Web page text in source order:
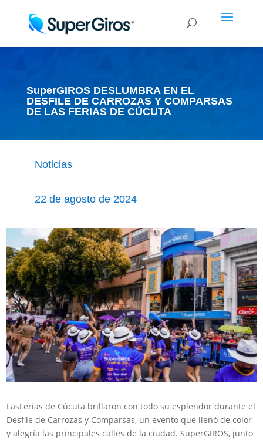
SuperGIROS DESLUMBRA EN EL
DESFILE DE CARROZAS Y COMPARSAS
DE LAS FERIAS DE CÚCUTA
Noticias
22 de agosto de 2024
LasFerias de Cúcuta brillaron con todo su esplendor durante el
Desfile de Carrozas y Comparsas, un evento que llenó de color
y alegría las principales calles de la ciudad. SuperGIROS, junto